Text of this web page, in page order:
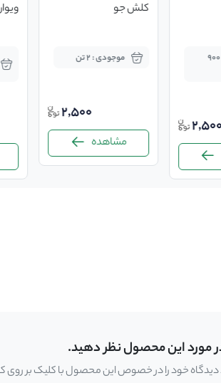
موجودی : 900
کلش جو
موجودی : 2 تن
2,500
مشاهده
مورد این محصول نظر دهید.
خود را در خصوص این محصول با کلیک بر روی